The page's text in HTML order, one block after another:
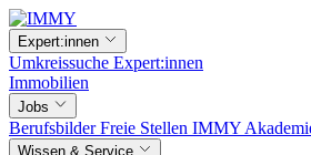
Expert:innen
Umkreissuche Expert:innen
Immobilien
Jobs
BerufsbilderFreie Stellen IMMY
Wissen & Service